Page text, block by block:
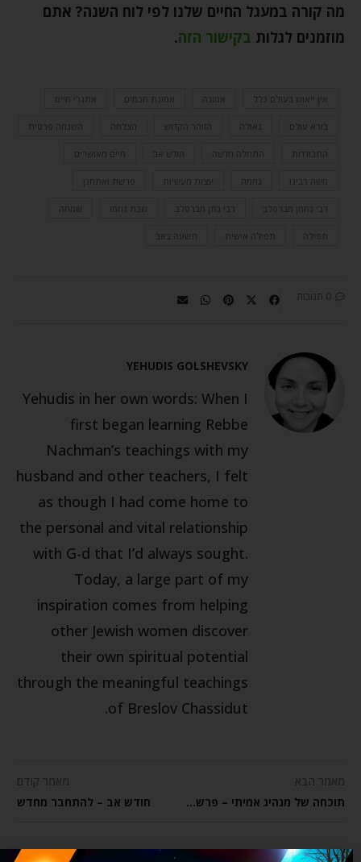
מה קורה במעגל החיים שלנו לפי לוח השנה? אתם
מוזמנים לגלותבקישור הזה.
אין ייאוש בעולם כלל אמונת חכמים אתגרי חיים
הצלחה השגחה פרטית
התבודדות התחלה חדשה חיים מאושרים
משה רבינו עצות מעשיות פרשת ואתחנן
רבי נחמן מברסלב רבי נתן מברסלב שבת נחמו שמחה
תפילה תפילה אישית תשעה באב
0 תגובות
YEHUDIS GOLSHEVSKY
Yehudis in her own words: When I
first began learning Rebbe
Nachman’s teachings with my
husband and other teachers, I felt
as though I had come home to
the personal and vital relationship
with G-d that I’d always sought.
Today, a large part of my
inspiration comes from helping
other Jewish women discover
their own spiritual potential
through the meaningful teachings
of Breslov Chassidut.
מאמר הבא
תוכחה של מנהיג אמיתי – פרשת השבוע דברים
מאמר קודם
חודש אב – להתחבר מחדש